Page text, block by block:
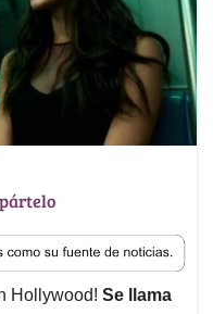
Hollywood! Se llama